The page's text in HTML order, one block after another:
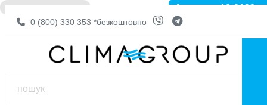
0 (800) 330 353 *безкоштовно
Артикул: 10-0193
❌ НЕМА В НАЯВНОСТІ